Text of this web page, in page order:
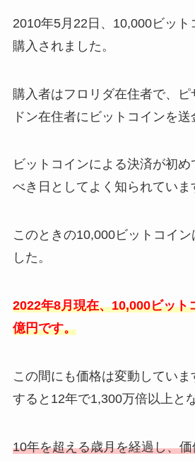
2010年5月22日、10,000ビッ
購入されました。
購入者はフロリダ在住者で、
ドン在住者にビットコインを送
ビットコインによる決済が初
べき日としてよく知られていま
このときの10,000ビットコイ
した。
2022年8月現在、10,000ビット
億円です。
この間にも価格は変動してい
すると12年で1,300万倍以上と
10年を超える歳月を経過し、